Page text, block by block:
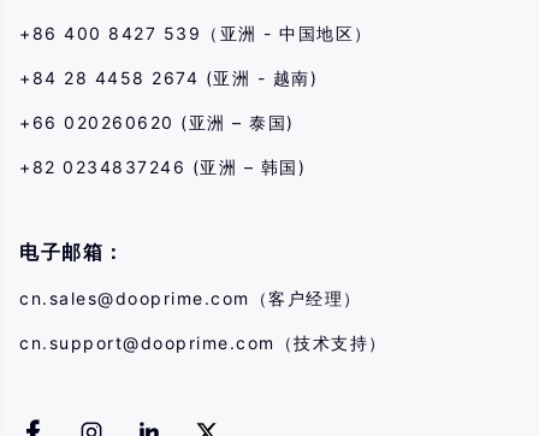
+86 400 8427 539（亚洲 - 中国地区）
+84 28 4458 2674 (亚洲 - 越南)
+66 020260620 (亚洲 – 泰国)
+82 0234837246 (亚洲 – 韩国)
电子邮箱：
cn.sales@dooprime.com （客户经理）
cn.support@dooprime.com （技术支持）